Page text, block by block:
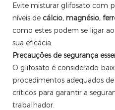
Evite misturar glifosato com
níveis de cálcio, magnésio,
como estes podem se ligar
sua eficácia.
Precauções de segurança
O glifosato é considerado
procedimentos adequados
críticos para garantir a
trabalhador.